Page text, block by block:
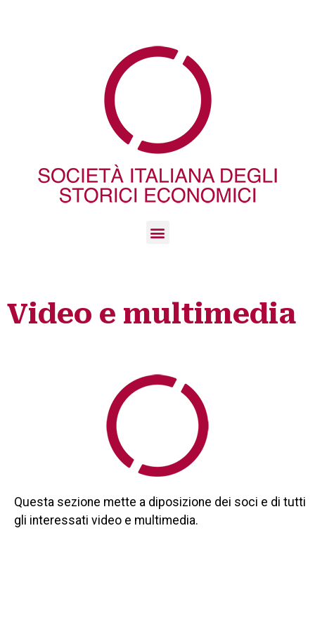
Video e multimedia
Questa sezione mette a diposizione dei soci e di tutti
gli interessati video e multimedia.